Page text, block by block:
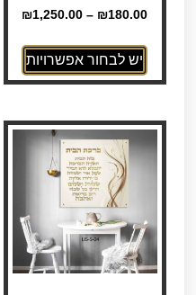
₪180.00
–
₪1,250.00
יש לבחור אפשרויות